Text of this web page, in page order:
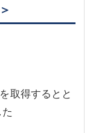
取得するとと